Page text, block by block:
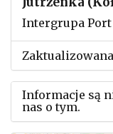
Intergrupa Port
Informacje są
nas o tym.